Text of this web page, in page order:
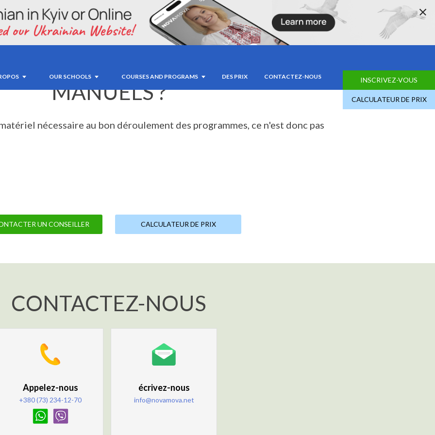
OUR SCHOOLS COURSES AND PROGRAMS DES PRIX CONTACTEZ-NOUS INSCRIVEZ-VOUS
CALCULATEUR DE PRIX
MANUELS ?
nécessaire au bon déroulement des programmes, ce n'est donc pas
UN CONSEILLER CALCULATEUR DE PRIX
CONTACTEZ-NOUS
Appelez-nous
+380 (73) 234-12-70
écrivez-nous
info@novamova.net